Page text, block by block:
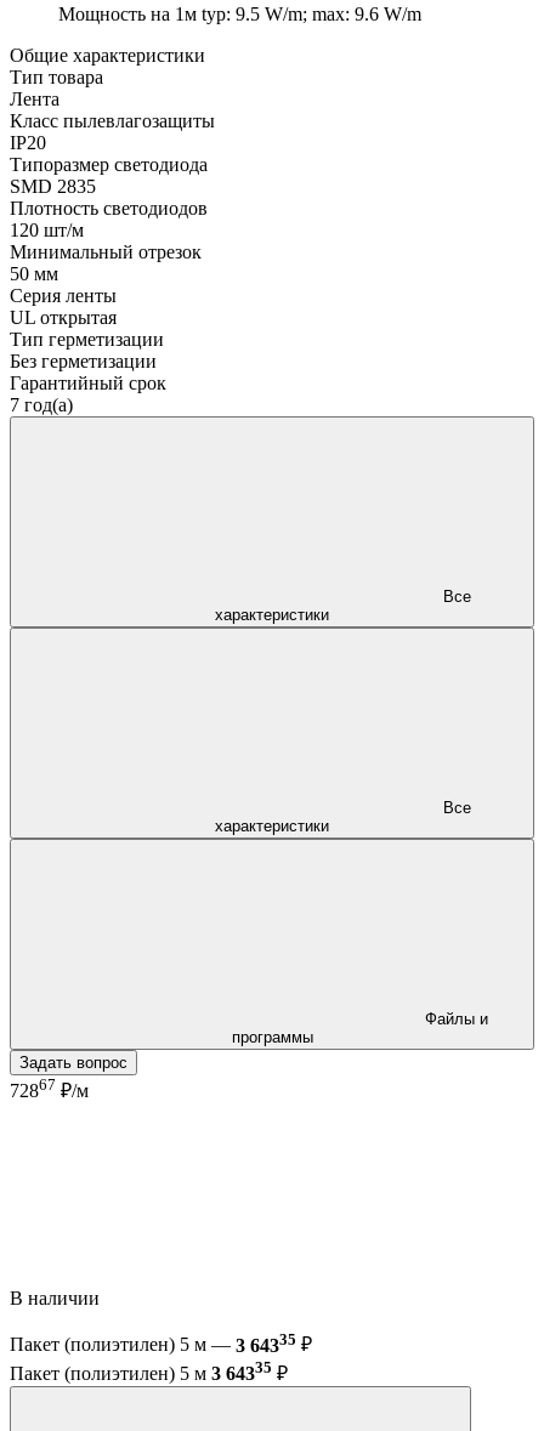
Мощность на 1м typ: 9.5 W/m; max: 9.6 W/m
Общие характеристики
Тип товара
Лента
Класс пылевлагозащиты
IP20
Типоразмер светодиода
SMD 2835
Плотность светодиодов
120 шт/м
Минимальный отрезок
50 мм
Серия ленты
UL открытая
Тип герметизации
Без герметизации
Гарантийный срок
7 год(а)
характеристики
характеристики
программы
Задать вопрос
72867 ₽/м
В наличии
Пакет (полиэтилен) 5 м — 3 64335 ₽
Пакет (полиэтилен) 5 м 3 64335 ₽